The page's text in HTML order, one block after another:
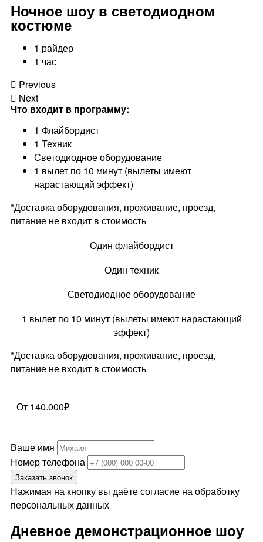
Ночное шоу в светодиодном
костюме
1 райдер
1 час
Previous
Next
Что входит в программу:
1 Флайбордист
1 Техник
Светодиодное оборудование
1 вылет по 10 минут (вылеты имеют
нарастающий эффект)
*Доставка оборудования, проживание, проезд,
питание не входит в стоимость
Один флайбордист
Один техник
Светодиодное оборудование
1 вылет по 10 минут (вылеты имеют нарастающий
эффект)
*Доставка оборудования, проживание, проезд,
питание не входит в стоимость
От 140.000₽
Ваше имя
Номер телефона
Заказать звонок
Нажимая на кнопку вы даёте согласие на обработку
персональных данных
Дневное демонстрационное шоу